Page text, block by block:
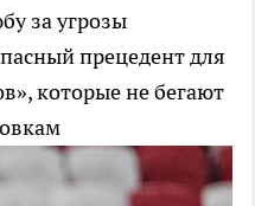
за угрозы
прецедент для
которые не бегают